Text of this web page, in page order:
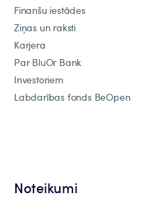
Finanšu iestādes
Ziņas un raksti
Karjera
Par BluOr Bank
Investoriem
Labdarības fonds BeOpen
Noteikumi